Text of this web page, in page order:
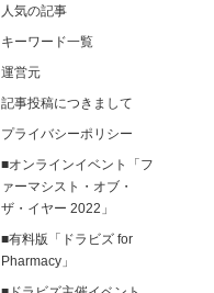
人気の記事
キーワード一覧
運営元
記事投稿につきまして
プライバシーポリシー
■オンラインイベント「フ
ァーマシスト・オブ・
ザ・イヤー 2022」
■有料版「ドラビズ for
Pharmacy」